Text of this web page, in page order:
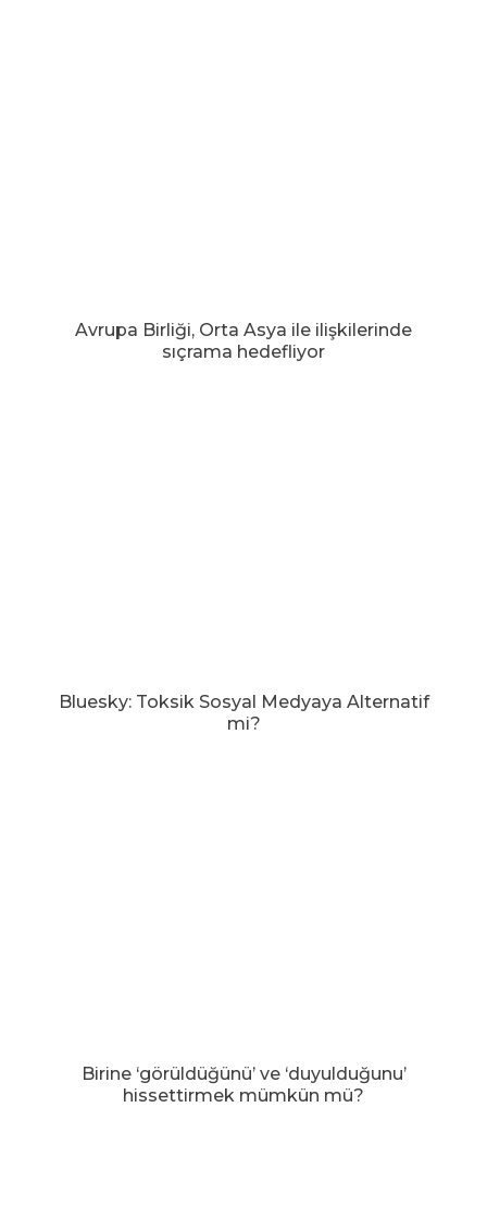
Avrupa Birliği, Orta Asya ile ilişkilerinde
sıçrama hedefliyor
Bluesky: Toksik Sosyal Medyaya Alternatif
mi?
Birine ‘görüldüğünü’ ve ‘duyulduğunu’
hissettirmek mümkün mü?